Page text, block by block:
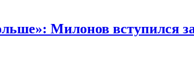
Милонов вступился